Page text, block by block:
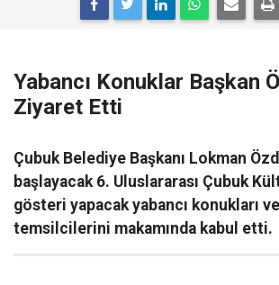
Yabancı Konuklar Başkan
Ziyaret Etti
Çubuk Belediye Başkanı Lokman
başlayacak 6. Uluslararası Çubuk
gösteri yapacak yabancı konukları
temsilcilerini makamında kabul etti.